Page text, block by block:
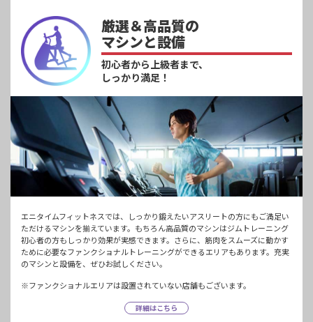
厳選＆高品質の
マシンと設備
初心者から上級者まで、
しっかり満足！
エニタイムフィットネスでは、しっかり鍛えたいアスリートの方にもご満足い
ただけるマシンを揃えています。もちろん高品質のマシンはジムトレーニング
初心者の方もしっかり効果が実感できます。さらに、筋肉をスムーズに動かす
ために必要なファンクショナルトレーニングができるエリアもあります。充実
のマシンと設備を、ぜひお試しください。
※ファンクショナルエリアは設置されていない店舗もございます。
詳細はこちら